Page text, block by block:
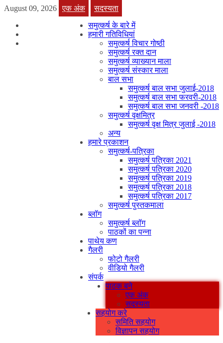
August 09, 2026 एक अंक
सदस्यता
समुत्कर्ष के बारे में
हमारी गतिविधियां
समुत्कर्ष विचार गोष्ठी
समुत्कर्ष रक्त दान
समुत्कर्ष व्याख्यान माला
समुत्कर्ष संस्कार माला
बाल सभा
समुत्कर्ष बाल सभा जुलाई-2018
समुत्कर्ष बाल सभा फरवरी-2018
समुत्कर्ष बाल सभा जनवरी -2018
समुत्कर्ष वृक्षमित्र
समुत्कर्ष वृक्ष मित्र जुलाई -2018
अन्य
हमारे प्रकाशन
समुत्कर्ष-पत्रिका
समुत्कर्ष पत्रिका 2021
समुत्कर्ष पत्रिका 2020
समुत्कर्ष पत्रिका 2019
समुत्कर्ष पत्रिका 2018
समुत्कर्ष पत्रिका 2017
समुत्कर्ष पुस्तकमाला
ब्लॉग
समुत्कर्ष ब्लॉग
पाठकों का पन्ना
पाथेय कण
गैलरी
फोटो गैलरी
वीडियो गैलरी
संपर्क
पाठक बने
एक अंक
सदस्यता
सहयोग करे
समिति सहयोग
विज्ञापन सहयोग